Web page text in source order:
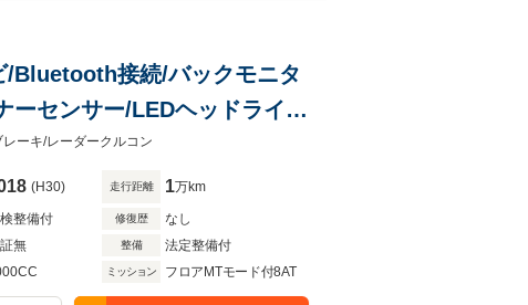
/Bluetooth接続/バックモニタ
ーセンサー/LEDヘッドライ
/ルーフレール/ETC
ーキ/レーダークルコン
(H30) 走行距離 1万km
整備付 修復歴 なし
無 整備 法定整備付
ミッション フロアMTモード付8AT